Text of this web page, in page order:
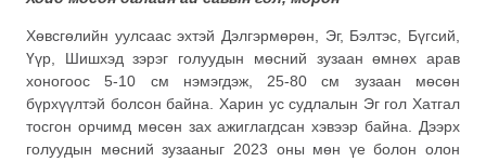
Хөвсгөлийн уулсаас эхтэй Дэлгэрмөрөн, Эг, Бэлтэс, Бүгсий,
Үүр, Шишхэд зэрэг голуудын мөсний зузаан өмнөх арав
хоногоос 5-10 см нэмэгдэж, 25-80 см зузаан мөсөн
бүрхүүлтэй болсон байна. Харин ус судлалын Эг гол Хатгал
тосгон орчимд мөсөн зах ажиглагдсан хэвээр байна. Дээрх
голуудын мөсний зузааныг 2023 оны мөн үе болон олон